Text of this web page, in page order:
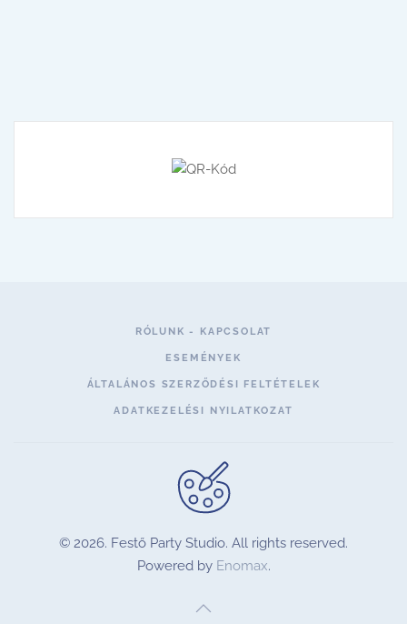
RÓLUNK - KAPCSOLAT
ESEMÉNYEK
ÁLTALÁNOS SZERZŐDÉSI FELTÉTELEK
ADATKEZELÉSI NYILATKOZAT
© 2026. Festő Party Studio. All rights reserved.
Powered by Enomax.